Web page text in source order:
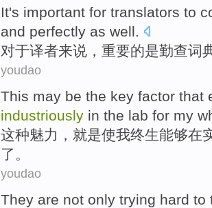
It's important for translators to
and perfectly as well.
对于译者来说 ， 重要的是勤查词
youdao
This may be the key factor that
industriously in the lab for my
这种魅力， 就是使我终生能够在
了。
youdao
They are not only trying hard to